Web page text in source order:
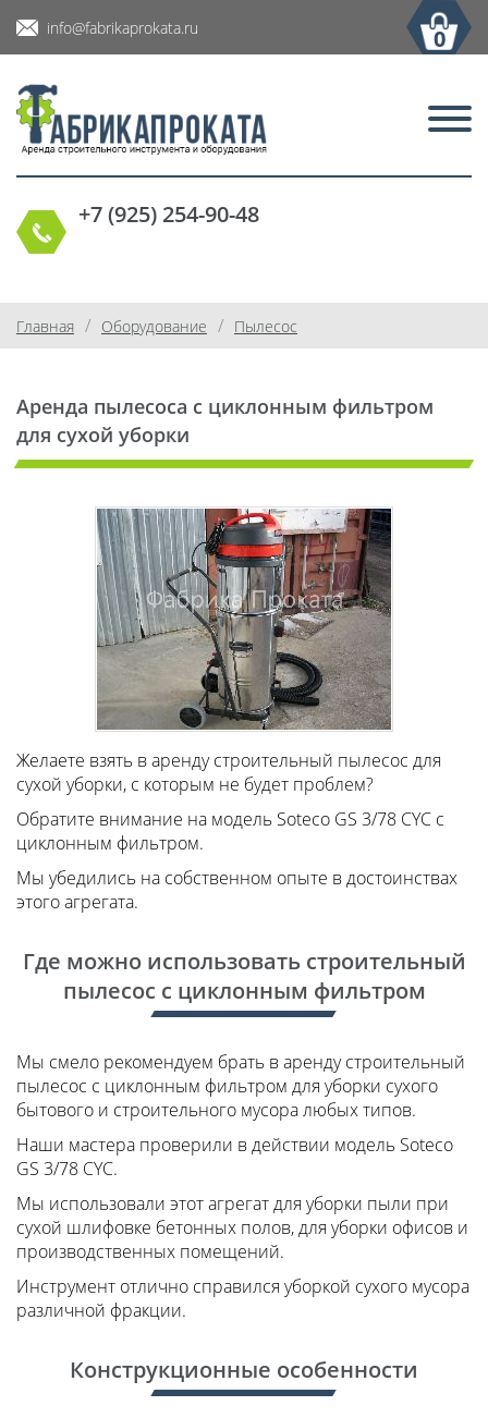
info@fabrikaprokata.ru 0
+7 (925) 254-90-48
Главная / Оборудование / Пылесос
Аренда пылесоса с циклонным фильтром
для сухой уборки
Желаете взять в аренду строительный пылесос для
сухой уборки, с которым не будет проблем?
Обратите внимание на модель Soteco GS 3/78 CYC с
циклонным фильтром.
Мы убедились на собственном опыте в достоинствах
этого агрегата.
Где можно использовать строительный
пылесос с циклонным фильтром
Мы смело рекомендуем брать в аренду строительный
пылесос с циклонным фильтром для уборки сухого
бытового и строительного мусора любых типов.
Наши мастера проверили в действии модель Soteco
GS 3/78 CYC.
Мы использовали этот агрегат для уборки пыли при
сухой шлифовке бетонных полов, для уборки офисов и
производственных помещений.
Инструмент отлично справился уборкой сухого мусора
различной фракции.
Конструкционные особенности